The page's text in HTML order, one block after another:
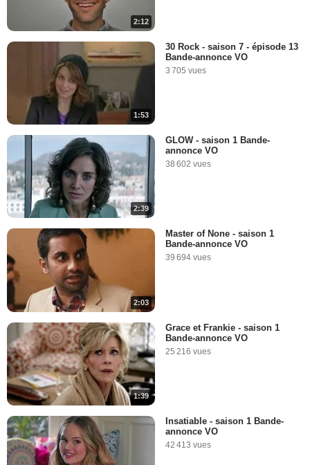
2:12
1:53
30 Rock - saison 7 - épisode 13
Bande-annonce VO
3 705 vues
2:39
GLOW - saison 1 Bande-
annonce VO
38 602 vues
2:03
Master of None - saison 1
Bande-annonce VO
39 694 vues
1:39
Grace et Frankie - saison 1
Bande-annonce VO
25 216 vues
Insatiable - saison 1 Bande-
annonce VO
42 413 vues